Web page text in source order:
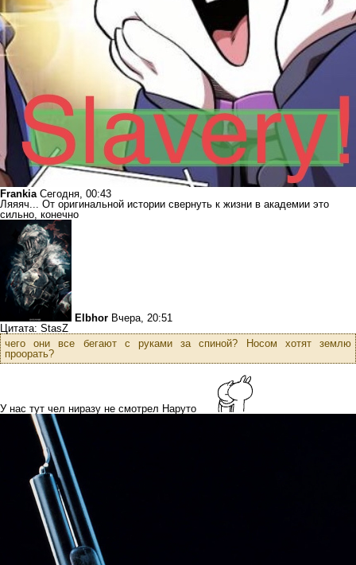
Frankia Сегодня, 00:43
Ляяяч... От оригинальной истории свернуть к жизни в академии это
сильно, конечно
Еlbhor Вчера, 20:51
Цитата: StasZ
чего они все бегают с руками за спиной? Носом хотят землю
проорать?
У нас тут чел ниразу не смотрел Наруто